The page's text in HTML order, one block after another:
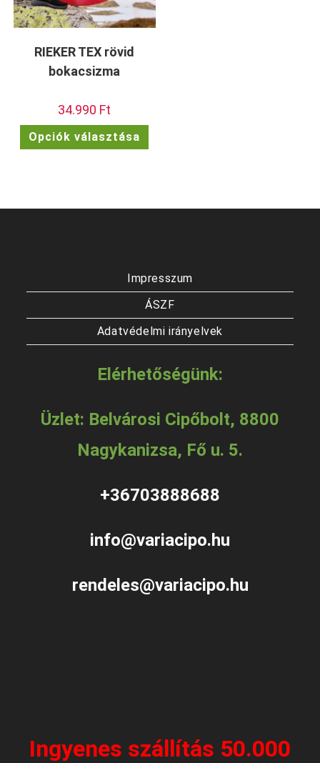
RIEKER TEX rövid
bokacsizma
34.990 Ft
Opciók választása
terméknek
a
Impresszum
ÁSZF
Adatvédelmi irányelvek
Elérhetőségünk:
Üzlet: Belvárosi Cipőbolt, 8800
Nagykanizsa, Fő u. 5.
+36703888688
info@variacipo.hu
rendeles@variacipo.hu
Ingyenes szállítás 50.000